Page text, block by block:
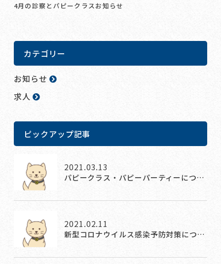
4月の診察とパピークラスお知らせ
カテゴリー
お知らせ
求人
ピックアップ記事
2021.03.13
パピークラス・パピーパーティーにつ…
2021.02.11
新型コロナウイルス感染予防対策につ…